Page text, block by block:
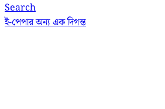
Search
ই-পেপারঅন্য এক দিগন্ত